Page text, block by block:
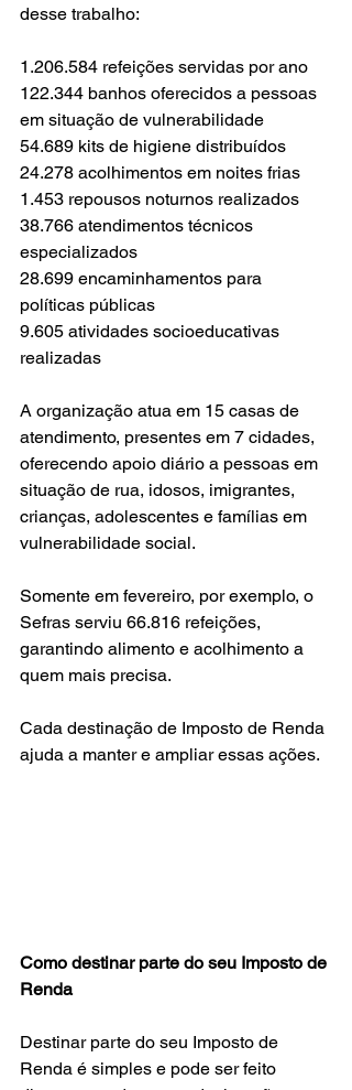
desse trabalho:
1.206.584 refeições servidas por ano
122.344 banhos oferecidos a pessoas
em situação de vulnerabilidade
54.689 kits de higiene distribuídos
24.278 acolhimentos em noites frias
1.453 repousos noturnos realizados
38.766 atendimentos técnicos
especializados
28.699 encaminhamentos para
políticas públicas
9.605 atividades socioeducativas
realizadas
A organização atua em 15 casas de
atendimento, presentes em 7 cidades,
oferecendo apoio diário a pessoas em
situação de rua, idosos, imigrantes,
crianças, adolescentes e famílias em
vulnerabilidade social.
Somente em fevereiro, por exemplo, o
Sefras serviu 66.816 refeições,
garantindo alimento e acolhimento a
quem mais precisa.
Cada destinação de Imposto de Renda
ajuda a manter e ampliar essas ações.
Como destinar parte do seu Imposto de
Renda
Destinar parte do seu Imposto de
Renda é simples e pode ser feito